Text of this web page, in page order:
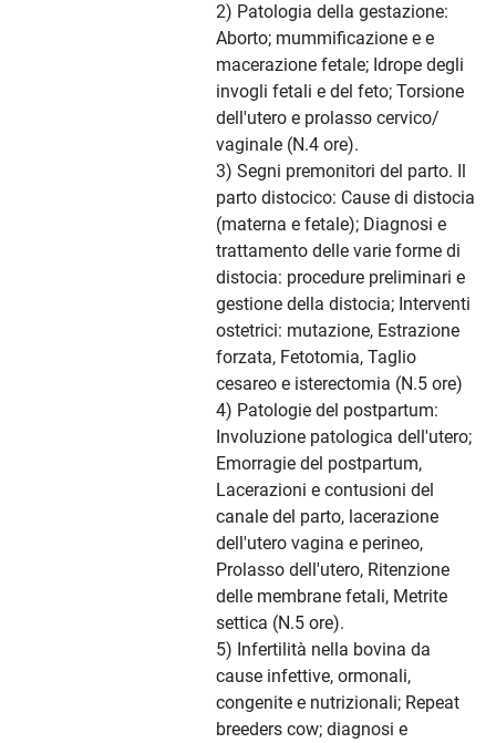
2) Patologia della gestazione:
Aborto; mummificazione e e
macerazione fetale; Idrope degli
invogli fetali e del feto; Torsione
dell'utero e prolasso cervico/
vaginale (N.4 ore).
3) Segni premonitori del parto. Il
parto distocico: Cause di distocia
(materna e fetale); Diagnosi e
trattamento delle varie forme di
distocia: procedure preliminari e
gestione della distocia; Interventi
ostetrici: mutazione, Estrazione
forzata, Fetotomia, Taglio
cesareo e isterectomia (N.5 ore)
4) Patologie del postpartum:
Involuzione patologica dell'utero;
Emorragie del postpartum,
Lacerazioni e contusioni del
canale del parto, lacerazione
dell'utero vagina e perineo,
Prolasso dell'utero, Ritenzione
delle membrane fetali, Metrite
settica (N.5 ore).
5) Infertilità nella bovina da
cause infettive, ormonali,
congenite e nutrizionali; Repeat
breeders cow; diagnosi e